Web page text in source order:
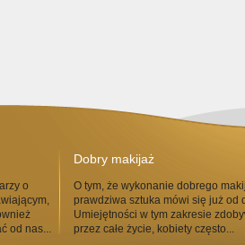
o
od nas...
Dobry makijaż
O tym, że wykonanie dobrego
prawdziwa sztuka mówi się już od
Umiejętności w tym zakresie
przez całe życie, kobiety często...